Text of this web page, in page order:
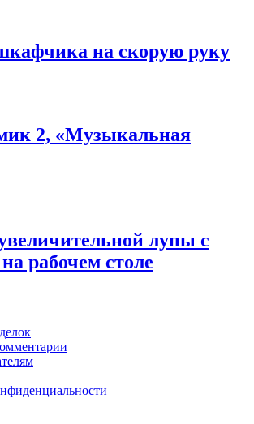
на скорую руку
2, «Музыкальная
лупы с
рабочем столе